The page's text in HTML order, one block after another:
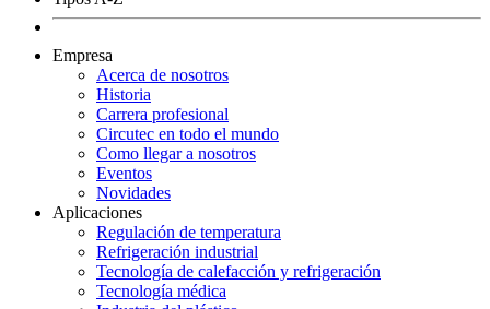
Empresa
Acerca de nosotros
Historia
Carrera profesional
Circutec en todo el mundo
Como llegar a nosotros
Eventos
Novidades
Aplicaciones
Regulación de temperatura
Refrigeración industrial
Tecnología de calefacción y refrigeración
Tecnología médica